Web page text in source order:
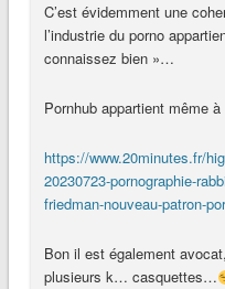
C’est évidemment une
l’industrie du porno
connaissez bien »…
Pornhub appartient même
https://www.20minutes.fr/
20230723-pornographie-
friedman-nouveau-patron-
Bon il est également
plusieurs k… casquettes…